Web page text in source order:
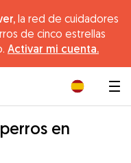
la red de cuidadores
de cinco estrellas
Activar mi cuenta.
en